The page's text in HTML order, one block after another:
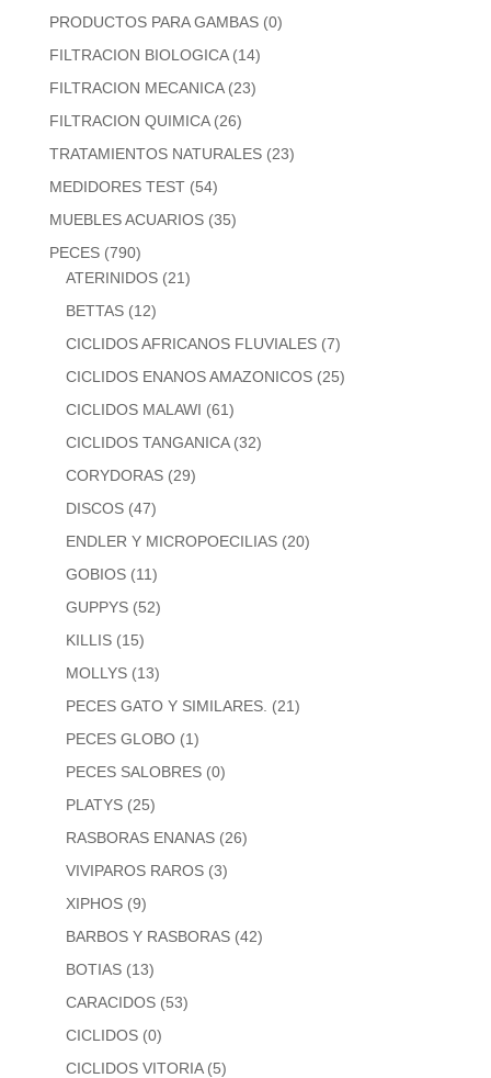
PRODUCTOS PARA GAMBAS (0)
FILTRACION BIOLOGICA (14)
FILTRACION MECANICA (23)
FILTRACION QUIMICA (26)
TRATAMIENTOS NATURALES (23)
MEDIDORES TEST (54)
MUEBLES ACUARIOS (35)
PECES (790)
ATERINIDOS (21)
BETTAS (12)
CICLIDOS AFRICANOS FLUVIALES (7)
CICLIDOS ENANOS AMAZONICOS (25)
CICLIDOS MALAWI (61)
CICLIDOS TANGANICA (32)
CORYDORAS (29)
DISCOS (47)
ENDLER Y MICROPOECILIAS (20)
GOBIOS (11)
GUPPYS (52)
KILLIS (15)
MOLLYS (13)
PECES GATO Y SIMILARES. (21)
PECES GLOBO (1)
PECES SALOBRES (0)
PLATYS (25)
RASBORAS ENANAS (26)
VIVIPAROS RAROS (3)
XIPHOS (9)
BARBOS Y RASBORAS (42)
BOTIAS (13)
CARACIDOS (53)
CICLIDOS (0)
CICLIDOS VITORIA (5)